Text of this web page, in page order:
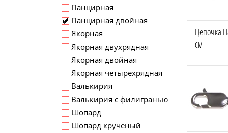
Панцирная
Панцирная двойная
Якорная
Якорная двухрядная
Якорная двойная
Якорная четырехрядная
Валькирия
Валькирия с филигранью
Шопард
Шопард крученый
Цепочка
см